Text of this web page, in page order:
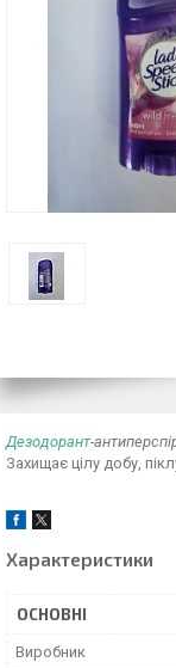
Дезодорант-
Захищає цілу добу,
Характеристики
ОСНОВНІ
Виробник